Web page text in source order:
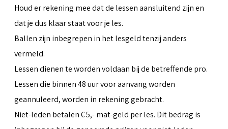
Houd er rekening mee dat de lessen aansluitend zijn en
dat je dus klaar staat voor je les.
Ballen zijn inbegrepen in het lesgeld tenzij anders
vermeld.
Lessen dienen te worden voldaan bij de betreffende pro.
Lessen die binnen 48 uur voor aanvang worden
geannuleerd, worden in rekening gebracht.
Niet-leden betalen € 5,- mat-geld per les. Dit bedrag is